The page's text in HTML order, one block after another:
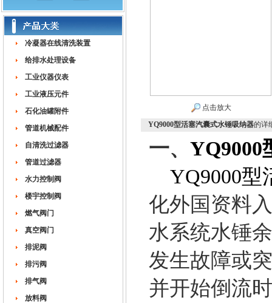
冷凝器在线清洗装置
给排水处理设备
工业仪器仪表
工业液压元件
石化油罐附件
管道机械配件
自清洗过滤器
管道过滤器
水力控制阀
楼宇控制阀
燃气阀门
真空阀门
排泥阀
排污阀
排气阀
放料阀
点击放大
YQ9000型活塞汽囊式水锤吸纳器的详
一、 YQ9000
YQ9000型
化外国资料
水系统水锤
发生故障或
并开始倒流